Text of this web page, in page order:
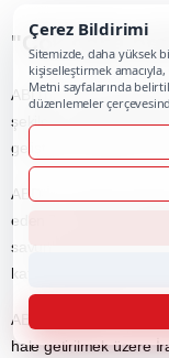
"Çok daha
ABD'nin İran'la
şekilde ilerlediğini
geliştiremeyeceğini
ABD-İran
eden Trump, bazı
savunarak "Kim bilir,
katılmak isteyebilir."
ABD Başkanı Trump,
hale getirilmek üzere
Çerez Bildirimi
Sitemizde, daha yüksek
kişiselleştirmek
Metni sayfalarında
düzenlemeler